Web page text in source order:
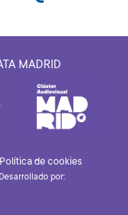
MADRID
Política de cookies
por: